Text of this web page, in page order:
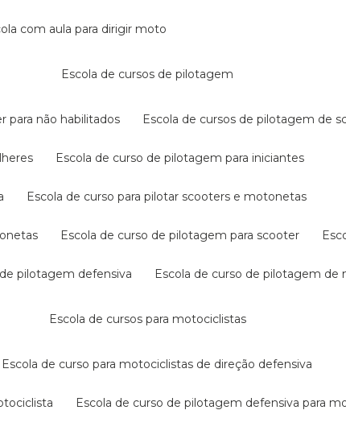
com aula para dirigir moto
escola de cursos de pilotagem
para não habilitados escola de cursos de pilotagem de
escola de curso de pilotagem para iniciantes
escola de curso para pilotar scooters e motonetas
escola de curso de pilotagem para scooter
de pilotagem defensiva escola de curso de pilotagem de
escola de cursos para motociclistas
escola de curso para motociclistas de direção defensiva
escola de curso de pilotagem defensiva para